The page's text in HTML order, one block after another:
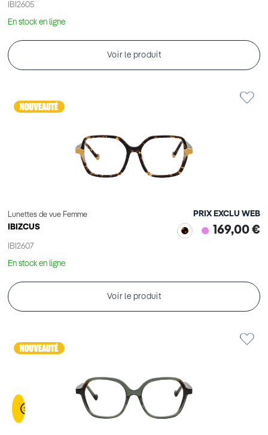
IBI2605
En stock en ligne
Voir le produit
Lunettes de vue Femme
IBIZCUS
IBI2607
PRIX EXCLU WEB
169,00 €
En stock en ligne
Voir le produit